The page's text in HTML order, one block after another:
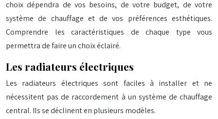
choix dépendra de vos besoins, de votre budget, de votre
système de chauffage et de vos préférences esthétiques.
Comprendre les caractéristiques de chaque type vous
permettra de faire un choix éclairé.
Les radiateurs électriques
Les radiateurs électriques sont faciles à installer et ne
nécessitent pas de raccordement à un système de chauffage
central. Ils se déclinent en plusieurs modèles.